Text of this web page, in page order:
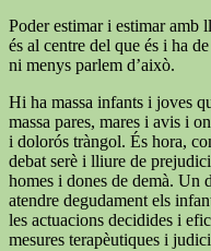
Poder estimar i estimar amb
és al centre del que és i ha
ni menys parlem d’això.
Hi ha massa infants i joves
massa pares, mares i avis i
i dolorós tràngol. És hora,
debat serè i lliure de
homes i dones de demà. Un
atendre degudament els
les actuacions decidides i
mesures terapèutiques i